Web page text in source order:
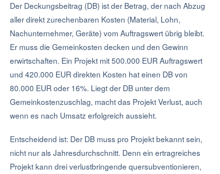
Der Deckungsbeitrag (DB) ist der Betrag, der nach Abzug
aller direkt zurechenbaren Kosten (Material, Lohn,
Nachunternehmer, Geräte) vom Auftragswert übrig bleibt.
Er muss die Gemeinkosten decken und den Gewinn
erwirtschaften. Ein Projekt mit 500.000 EUR Auftragswert
und 420.000 EUR direkten Kosten hat einen DB von
80.000 EUR oder 16%. Liegt der DB unter dem
Gemeinkostenzuschlag, macht das Projekt Verlust, auch
wenn es nach Umsatz erfolgreich aussieht.
Entscheidend ist: Der DB muss pro Projekt bekannt sein,
nicht nur als Jahresdurchschnitt. Denn ein ertragreiches
Projekt kann drei verlustbringende quersubventionieren,